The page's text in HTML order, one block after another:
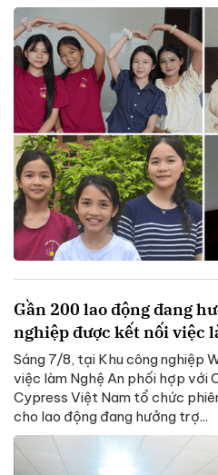
Gần 200 lao động đang
nghiệp được kết nối việc
Sáng 7/8, tại Khu công nghiệp
việc làm Nghệ An phối hợp với
Cypress Việt Nam tổ chức
cho lao động đang hưởng trợ...